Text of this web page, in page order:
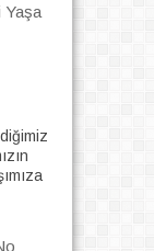
Yaşa